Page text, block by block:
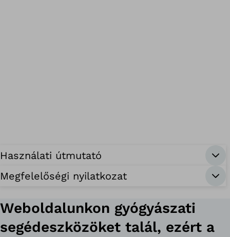
Használati útmutató
Megfelelőségi nyilatkozat
Weboldalunkon gyógyászati
segédeszközöket talál, ezért a